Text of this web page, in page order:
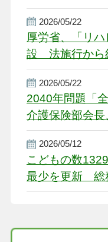
2026/05/22
厚労省、「リ
設 法施行から
2026/05/22
2040年問題「
介護保険部会
盤整備を促す
2026/05/12
こどもの数
最少を更新 総